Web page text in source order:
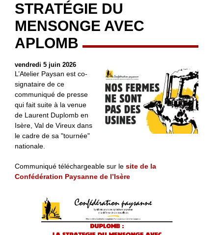
STRATÉGIE DU
MENSONGE AVEC
APLOMB
vendredi 5 juin 2026
L’Atelier Paysan est co-
signataire de ce
communiqué de presse
qui fait suite à la venue
de Laurent Duplomb en
Isère, Val de Vireux dans
le cadre de sa "tournée"
nationale.
Communiqué téléchargeable sur le site de la
Confédération Paysanne de l’Isère